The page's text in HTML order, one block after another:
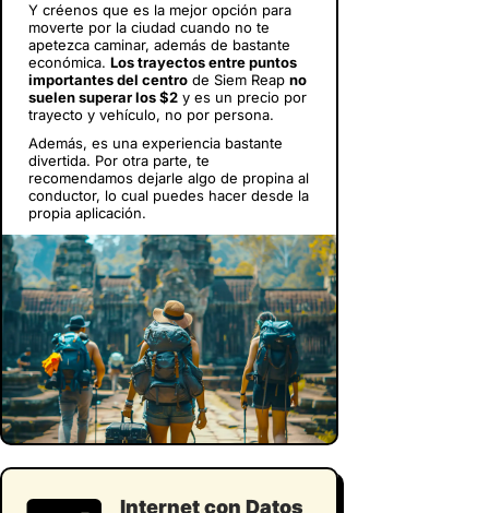
Y créenos que es la mejor opción para
moverte por la ciudad cuando no te
apetezca caminar, además de bastante
económica. Los trayectos entre puntos
importantes del centro de Siem Reap no
suelen superar los $2 y es un precio por
trayecto y vehículo, no por persona.
Además, es una experiencia bastante
divertida. Por otra parte, te
recomendamos dejarle algo de propina al
conductor, lo cual puedes hacer desde la
propia aplicación.
Internet con Datos